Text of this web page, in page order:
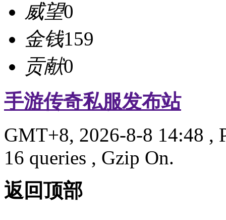
威望0
金钱159
贡献0
手游传奇私服发布站
GMT+8, 2026-8-8 14:48 ,
16 queries , Gzip On.
返回顶部